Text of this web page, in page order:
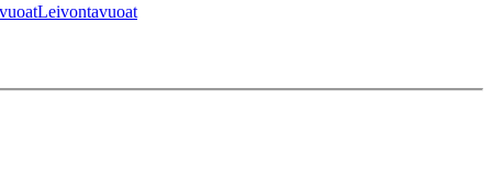
Leivontavuoat